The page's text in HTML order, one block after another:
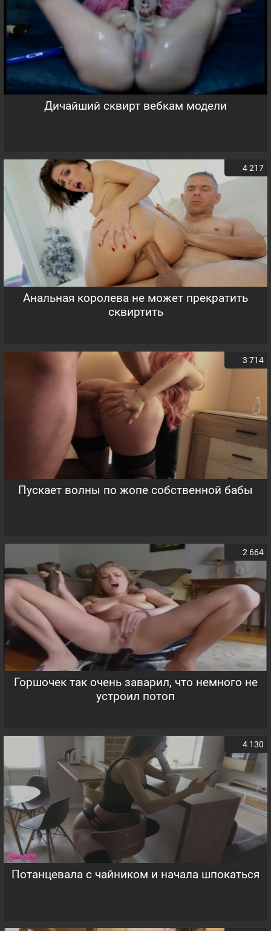
Дичайший сквирт вебкам модели
4 217
Анальная королева не может прекратить
сквиртить
3 714
Пускает волны по жопе собственной бабы
2 664
Горшочек так очень заварил, что немного не
устроил потоп
4 130
Потанцевала с чайником и начала шпокаться